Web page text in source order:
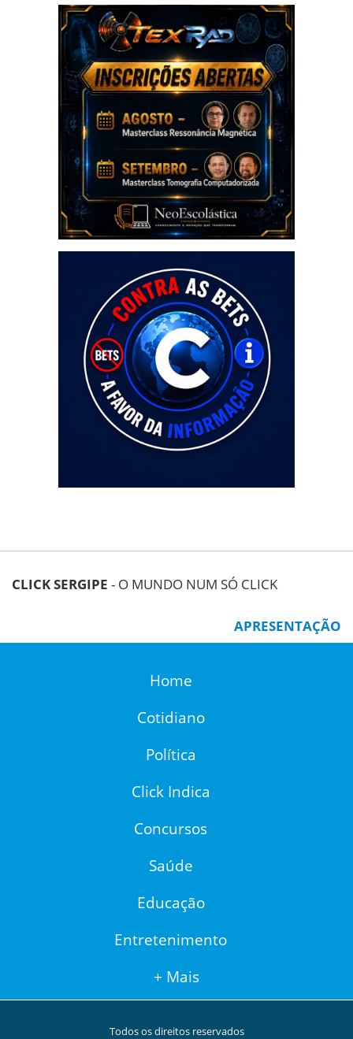
CLICK SERGIPE - O MUNDO NUM SÓ CLICK
APRESENTAÇÃO
Home
Cotidiano
Política
Click Indica
Concursos
Saúde
Educação
Entretenimento
+ Mais
Todos os direitos reservados